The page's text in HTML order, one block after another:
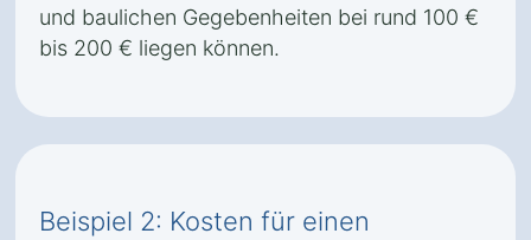
und baulichen Gegebenheiten bei rund 100 €
bis 200 € liegen können.
Beispiel 2: Kosten für einen